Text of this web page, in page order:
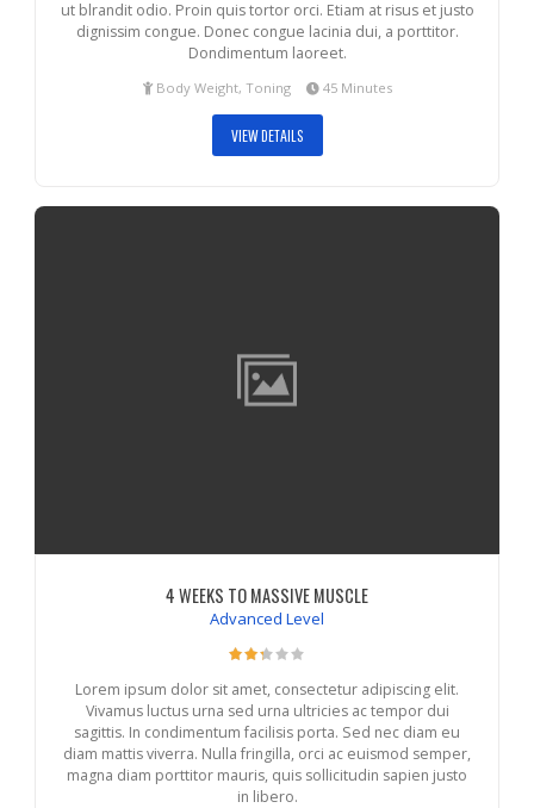
ut blrandit odio. Proin quis tortor orci. Etiam at risus et justo
dignissim congue. Donec congue lacinia dui, a porttitor.
Dondimentum laoreet.
Body Weight, Toning 45 Minutes
VIEW DETAILS
4 WEEKS TO MASSIVE MUSCLE
Advanced Level
Lorem ipsum dolor sit amet, consectetur adipiscing elit.
Vivamus luctus urna sed urna ultricies ac tempor dui
sagittis. In condimentum facilisis porta. Sed nec diam eu
diam mattis viverra. Nulla fringilla, orci ac euismod semper,
magna diam porttitor mauris, quis sollicitudin sapien justo
in libero.